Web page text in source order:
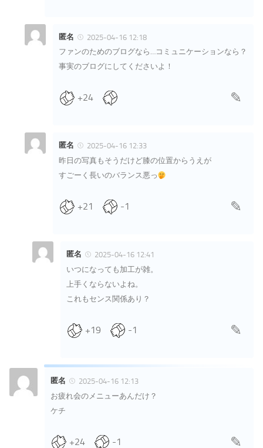
匿名
2025-04-16 12:18
ファンのためのブログなら…コミュニケーションなら？
事実のブログにしてくださいよ！
+24
匿名
2025-04-16 12:33
昨日の写真もそうだけど膝の位置からうえが
すごーく長いのバランス悪っ
+21 -1
匿名
2025-04-16 12:41
いつになっても加工が雑。
上手くならないよね。
これもセンス関係あり？
+19 -1
匿名
2025-04-16 12:13
お疲れ会のメニューあんだけ？
ケチ
+24 -1